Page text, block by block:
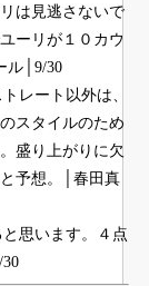
は見逃さないで
ーリが１０カウ
ル│9/30
レート以外は、
スタイルのため
盛り上がりに欠
予想。│春田真
思います。４点